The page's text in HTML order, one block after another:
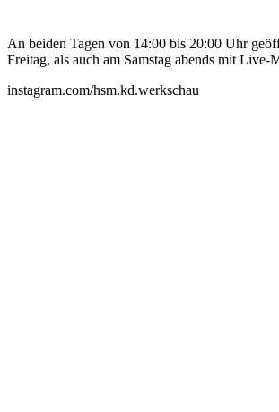
An beiden Tagen von 14:00 bis 20:00 Uhr
Freitag, als auch am Samstag abends mit Live-
instagram.com/hsm.kd.werkschau